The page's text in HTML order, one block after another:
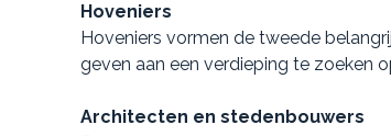
Hoveniers
Hoveniers vormen de tweede
geven aan een verdieping te zoeken
Architecten en stedenbouwers